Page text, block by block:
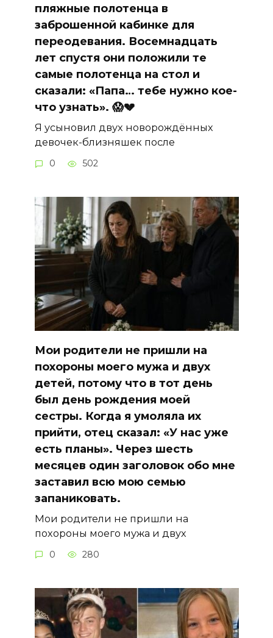
пляжные полотенца в
заброшенной кабинке для
переодевания. Восемнадцать
лет спустя они положили те
самые полотенца на стол и
сказали: «Папа… тебе нужно кое-
что узнать». 😱💔
Я усыновил двух новорождённых
девочек-близняшек после
0 502
Мои родители не пришли на
похороны моего мужа и двух
детей, потому что в тот день
был день рождения моей
сестры. Когда я умоляла их
прийти, отец сказал: «У нас уже
есть планы». Через шесть
месяцев один заголовок обо мне
заставил всю мою семью
запаниковать.
Мои родители не пришли на
похороны моего мужа и двух
0 280